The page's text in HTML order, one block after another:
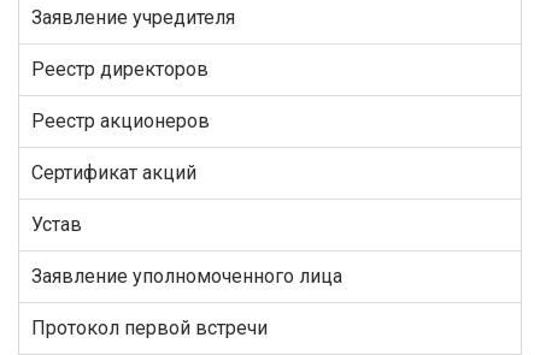
Заявление учредителя
Реестр директоров
Реестр акционеров
Сертификат акций
Устав
Заявление уполномоченного лица
Протокол первой встречи